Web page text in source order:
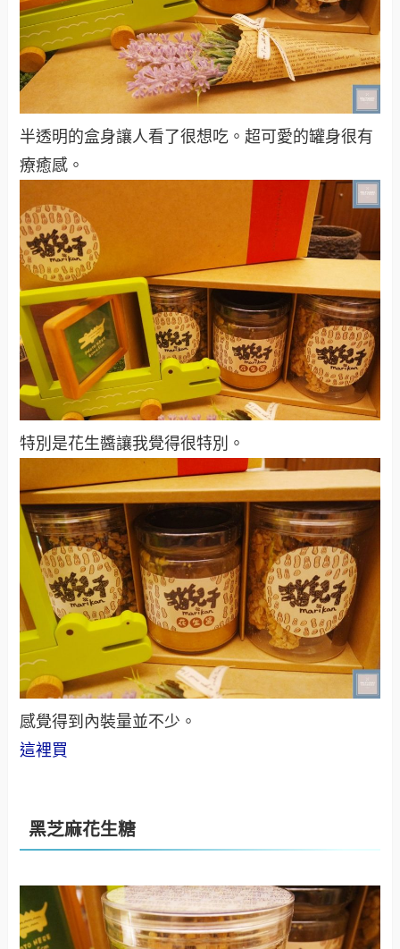
半透明的盒身讓人看了很想吃。超可愛的罐身很有
療癒感。
特別是花生醬讓我覺得很特別。
感覺得到內裝量並不少。
這裡買
黑芝麻花生糖